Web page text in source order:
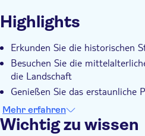
Sofortbestätigung
Inklusive Transfer
Highlights
Erkunden Sie die historischen
Besuchen Sie die
die Landschaft
Genießen Sie das erstaunliche
Genießen Sie unterwegs einen
Jordaniens
Mehr erfahren
Wichtig zu wissen